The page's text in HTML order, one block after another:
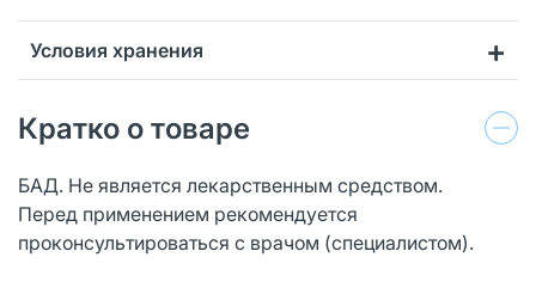
Условия хранения
Кратко о товаре
БАД. Не является лекарственным средством.
Перед применением рекомендуется
проконсультироваться с врачом (специалистом).